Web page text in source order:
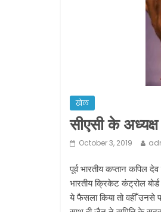
खेल
सीएसी के
October 3, 2019
पूर्व भारतीय कप्तान कपिल
भारतीय क्रिकेट कंट्रोल
ये फैसला किया तो वहीँ उनसे